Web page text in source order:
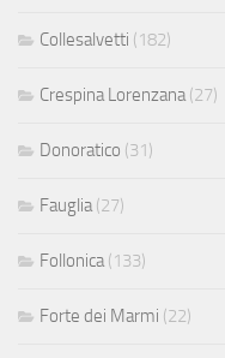
Collesalvetti (182)
Crespina Lorenzana (27)
Donoratico (31)
Fauglia (27)
Follonica (133)
Forte dei Marmi (22)